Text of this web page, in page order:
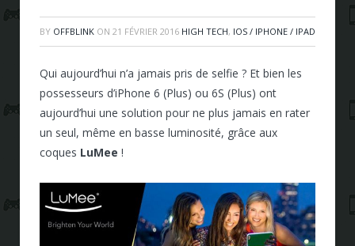
BY OFFBLINK ON 21 FÉVRIER 2016 HIGH TECH, IOS / IPHONE / IPAD
Qui aujourd’hui n’a jamais pris de selfie ? Et bien les
possesseurs d’iPhone 6 (Plus) ou 6S (Plus) ont
aujourd’hui une solution pour ne plus jamais en rater
un seul, même en basse luminosité, grâce aux
coques LuMee !